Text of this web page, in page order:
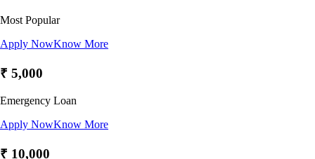
Most Popular
Apply NowKnow More
₹ 5,000
Emergency Loan
Apply NowKnow More
₹ 10,000